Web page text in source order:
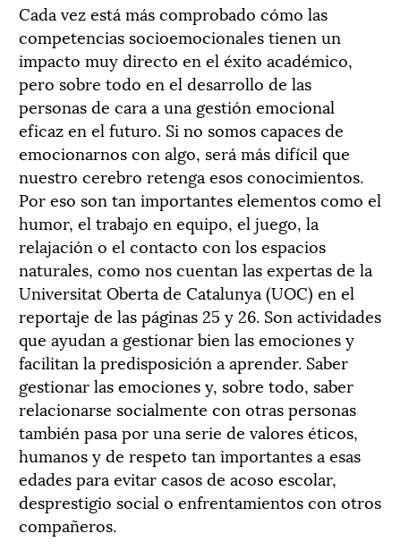
Cada vez está más comprobado cómo las
competencias socioemocionales tienen un
impacto muy directo en el éxito académico,
pero sobre todo en el desarrollo de las
personas de cara a una gestión emocional
eficaz en el futuro. Si no somos capaces de
emocionarnos con algo, será más difícil que
nuestro cerebro retenga esos conocimientos.
Por eso son tan importantes elementos como el
humor, el trabajo en equipo, el juego, la
relajación o el contacto con los espacios
naturales, como nos cuentan las expertas de la
Universitat Oberta de Catalunya (UOC) en el
reportaje de las páginas 25 y 26. Son actividades
que ayudan a gestionar bien las emociones y
facilitan la predisposición a aprender. Saber
gestionar las emociones y, sobre todo, saber
relacionarse socialmente con otras personas
también pasa por una serie de valores éticos,
humanos y de respeto tan importantes a esas
edades para evitar casos de acoso escolar,
desprestigio social o enfrentamientos con otros
compañeros.